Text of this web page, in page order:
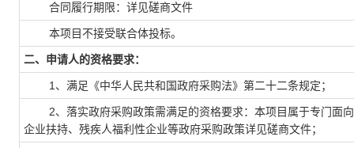
合同履行期限：详见磋商文件
本项目不接受联合体投标。
二、申请人的资格要求：
1、满足《中华人民共和国政府采购法》第二十二条规定；
2、落实政府采购政策需满足的资格要求：本项目属于专门面向
企业扶持、残疾人福利性企业等政府采购政策详见磋商文件；